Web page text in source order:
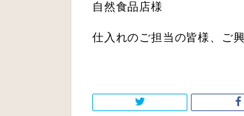
自然食品店様
仕入れのご担当の皆様、ご